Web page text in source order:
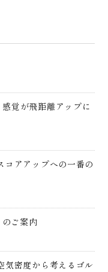
覚が飛距離アップに
コアアップへの一番の
ご案内
気密度から考えるゴル